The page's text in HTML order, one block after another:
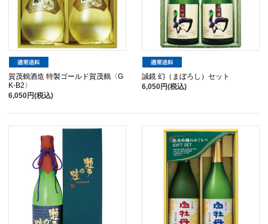
賀茂鶴酒造 特製ゴールド賀茂鶴〈G
K-B2〉
6,050円(税込)
誠鏡 幻（まぼろし）セット
6,050円(税込)